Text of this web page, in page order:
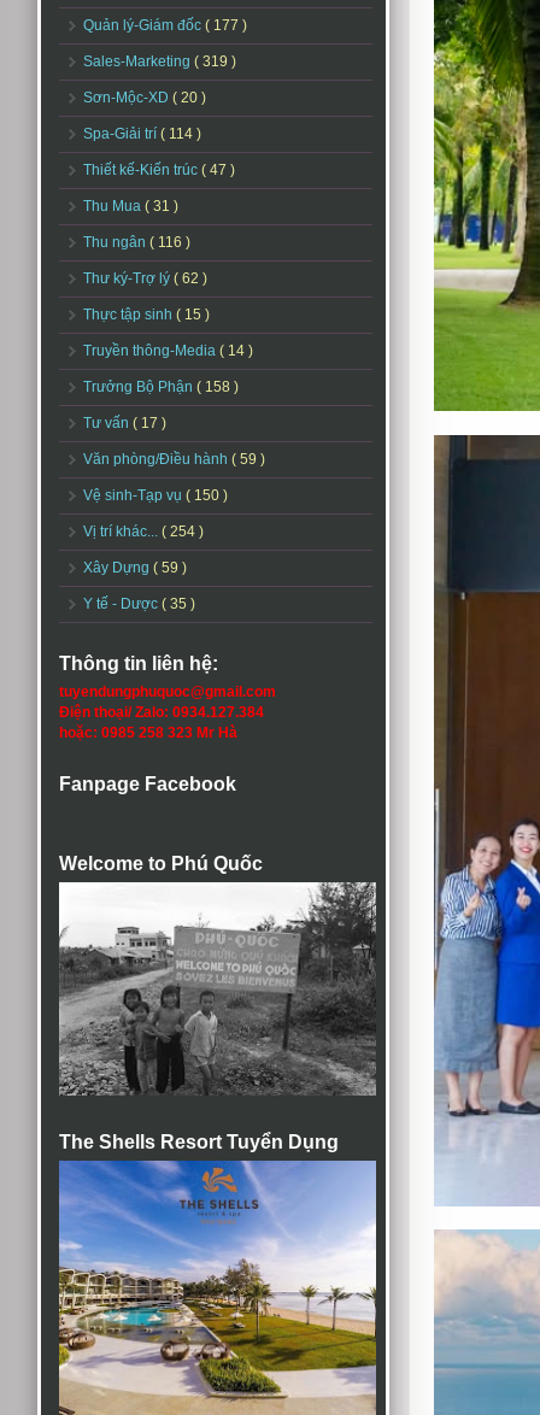
Quản lý-Giám đốc ( 177 )
Sales-Marketing ( 319 )
Sơn-Mộc-XD ( 20 )
Spa-Giải trí ( 114 )
Thiết kế-Kiến trúc ( 47 )
Thu Mua ( 31 )
Thu ngân ( 116 )
Thư ký-Trợ lý ( 62 )
Thực tập sinh ( 15 )
Truyền thông-Media ( 14 )
Trưởng Bộ Phận ( 158 )
Tư vấn ( 17 )
Văn phòng/Điều hành ( 59 )
Vệ sinh-Tạp vụ ( 150 )
Vị trí khác... ( 254 )
Xây Dựng ( 59 )
Y tế - Dược ( 35 )
Thông tin liên hệ:
tuyendungphuquoc@gmail.com
Điện thoại/ Zalo: 0934.127.384
hoặc: 0985 258 323 Mr Hà
Fanpage Facebook
Welcome to Phú Quốc
The Shells Resort Tuyển Dụng